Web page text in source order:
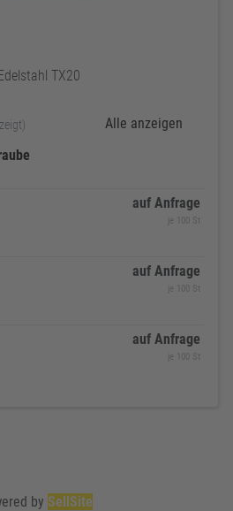
TX20
Alle anzeigen
auf Anfrage
je 100 St
auf Anfrage
je 100 St
auf Anfrage
je 100 St
by SellSite